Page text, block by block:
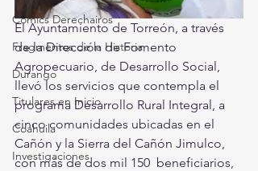
Comics Derechairos
Fragmentos de la Historia
Durango
Titulares en Inicio
Coahuila
Investigaciones
El Ayuntamiento de Torreón, a través
de la Dirección de Fomento
Agropecuario, de Desarrollo Social,
llevó los servicios que contempla el
programa Desarrollo Rural Integral, a
cinco comunidades ubicadas en el
Cañón y la Sierra del Cañón Jimulco,
con más de dos mil 150  beneficiarios,